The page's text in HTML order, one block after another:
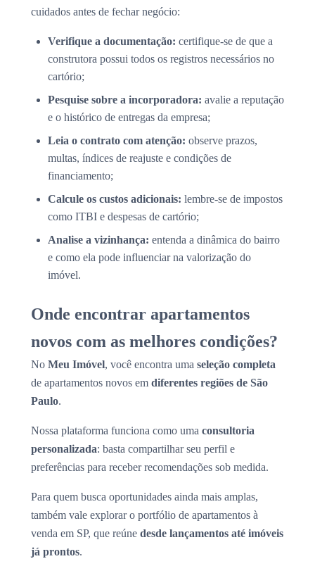
cuidados antes de fechar negócio:
Verifique a documentação: certifique-se de que a
construtora possui todos os registros necessários no
cartório;
Pesquise sobre a incorporadora: avalie a reputação
e o histórico de entregas da empresa;
Leia o contrato com atenção: observe prazos,
multas, índices de reajuste e condições de
financiamento;
Calcule os custos adicionais: lembre-se de impostos
como ITBI e despesas de cartório;
Analise a vizinhança: entenda a dinâmica do bairro
e como ela pode influenciar na valorização do
imóvel.
Onde encontrar apartamentos
novos com as melhores condições?
No Meu Imóvel, você encontra uma seleção completa
de apartamentos novos em diferentes regiões de São
Paulo.
Nossa plataforma funciona como uma consultoria
personalizada: basta compartilhar seu perfil e
preferências para receber recomendações sob medida.
Para quem busca oportunidades ainda mais amplas,
também vale explorar o portfólio de apartamentos à
venda em SP, que reúne desde lançamentos até imóveis
já prontos.